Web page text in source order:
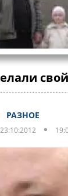
РАЗНОЕ
23:10:2012